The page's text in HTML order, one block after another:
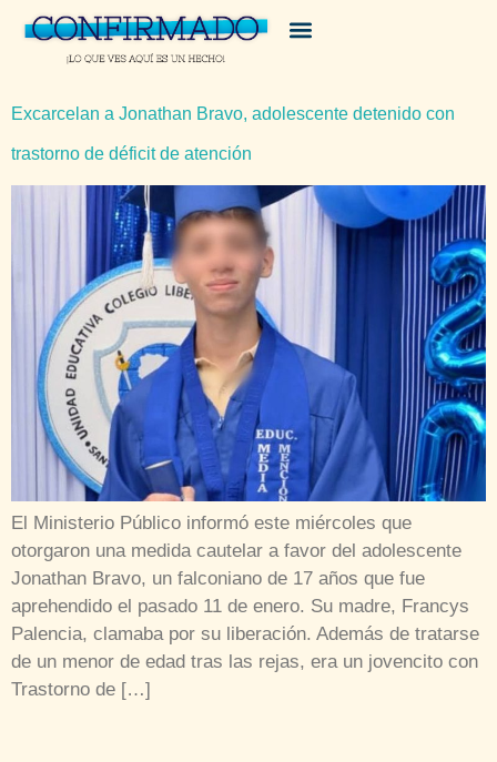
Excarcelan a Jonathan Bravo, adolescente detenido con
trastorno de déficit de atención
El Ministerio Público informó este miércoles que
otorgaron una medida cautelar a favor del adolescente
Jonathan Bravo, un falconiano de 17 años que fue
aprehendido el pasado 11 de enero. Su madre, Francys
Palencia, clamaba por su liberación. Además de tratarse
de un menor de edad tras las rejas, era un jovencito con
Trastorno de […]